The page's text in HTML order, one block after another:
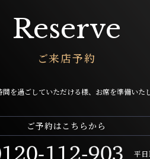
Reserve
ご来店予約
を過ごしていただける様、 お席を準備いた
ご予約はこちらから
平